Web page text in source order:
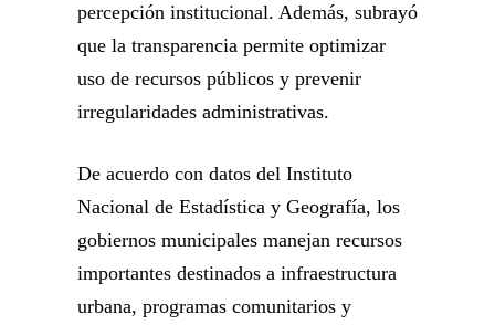
percepción institucional. Además, subrayó
que la transparencia permite optimizar
uso de recursos públicos y prevenir
irregularidades administrativas.
De acuerdo con datos del Instituto
Nacional de Estadística y Geografía, los
gobiernos municipales manejan recursos
importantes destinados a infraestructura
urbana, programas comunitarios y